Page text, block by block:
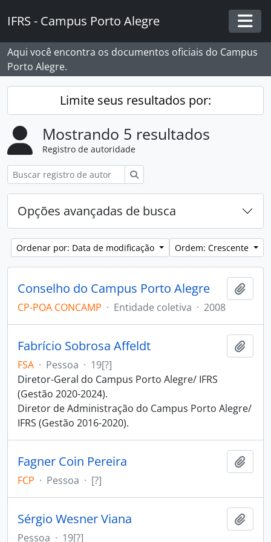
IFRS - Campus Porto Alegre
Aqui você encontra os documentos oficiais do Campus
Porto Alegre.
Limite seus resultados por:
Mostrando 5 resultados
Registro de autoridade
Opções avançadas de busca
Ordenar por: Data de modificação Ordem: Crescente
Conselho do Campus Porto Alegre
CP-POA CONCAMP · Entidade coletiva · 2008
Fabrício Sobrosa Affeldt
FSA · Pessoa · 19[?]
Diretor-Geral do Campus Porto Alegre/ IFRS
(Gestão 2020-2024).
Diretor de Administração do Campus Porto Alegre/
IFRS (Gestão 2016-2020).
Fagner Coin Pereira
FCP · Pessoa · [?]
Sérgio Wesner Viana
Pessoa · 19[?]